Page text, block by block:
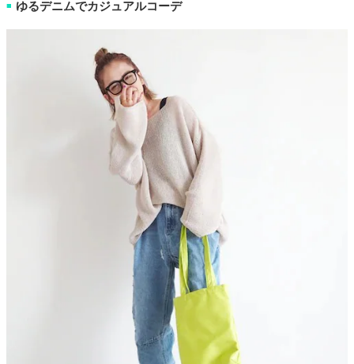
■ ゆるデニムでカジュアルコーデ